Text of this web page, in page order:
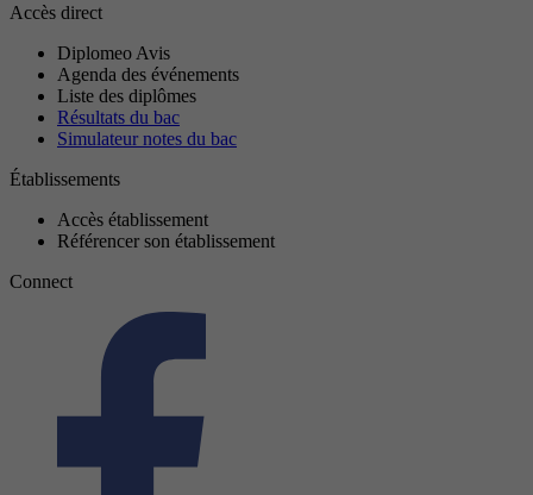
Accès direct
Diplomeo Avis
Agenda des événements
Liste des diplômes
Résultats du bac
Simulateur notes du bac
Établissements
Accès établissement
Référencer son établissement
Connect